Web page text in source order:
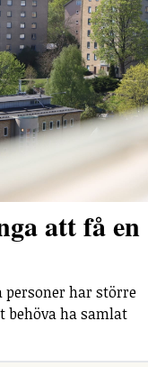
att få en
personer har större
behöva ha samlat